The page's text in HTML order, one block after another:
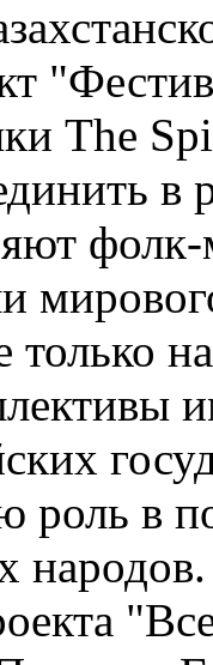
The
в
только
роль в